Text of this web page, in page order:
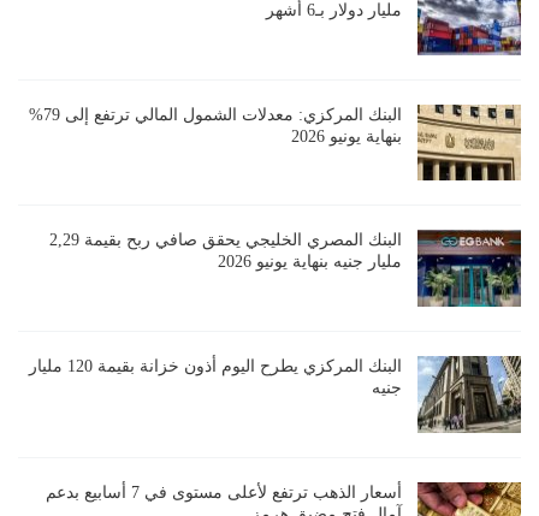
مليار دولار بـ6 أشهر
البنك المركزي: معدلات الشمول المالي ترتفع إلى 79%
بنهاية يونيو 2026
البنك المصري الخليجي يحقق صافي ربح بقيمة 2,29
مليار جنيه بنهاية يونيو 2026
البنك المركزي يطرح اليوم أذون خزانة بقيمة 120 مليار
جنيه
أسعار الذهب ترتفع لأعلى مستوى في 7 أسابيع بدعم